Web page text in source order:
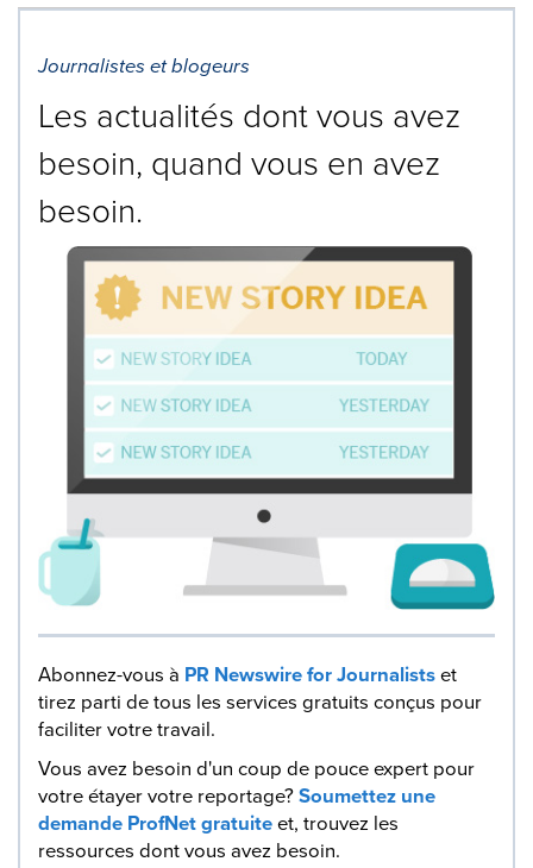
Journalistes et blogeurs
Les actualités dont vous avez
besoin, quand vous en avez
besoin.
Abonnez-vous à PR Newswire for Journalistset
tirez parti de tous les services gratuits conçus pour
faciliter votre travail.
Vous avez besoin d'un coup de pouce expert pour
votre étayer votre reportage?Soumettez une
demande ProfNet gratuiteet, trouvez les
ressources dont vous avez besoin.